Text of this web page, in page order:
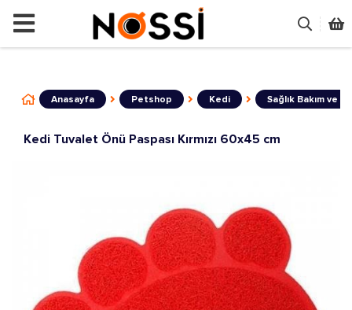
ÜRÜNLERİN TAMAMI DEMODUR
Anasayfa Petshop Kedi Sağlık Bakım ve
Kedi Tuvalet Önü Paspası Kırmızı 60x45 cm